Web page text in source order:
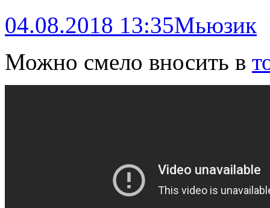
04.08.2018 13:35Мьюзик
Можно смело вносить в